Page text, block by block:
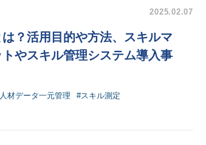
2025.02.07
？活用目的や方法、スキルマ
やスキル管理システム導入事
材データ一元管理 #スキル測定